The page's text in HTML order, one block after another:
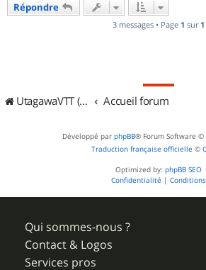
Répondre
3 messages • Page 1 sur 1
UtagawaVTT (Randos VTT et VTTAE avec traces GPS) Accueil forum
Développé par phpBB® Forum Software ©
Traduction française officielle ©
Optimized by: phpBB SEO
Confidentialité | Conditions
Qui sommes-nous ?
Contact & Logos
Services pros